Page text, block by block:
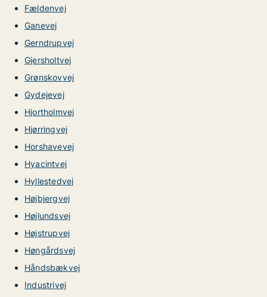
Fældenvej
Ganevej
Gerndrupvej
Gjersholtvej
Grønskovvej
Gydejevej
Hjortholmvej
Hjørringvej
Horshavevej
Hyacintvej
Hyllestedvej
Højbjergvej
Højlundsvej
Højstrupvej
Høngårdsvej
Håndsbækvej
Industrivej